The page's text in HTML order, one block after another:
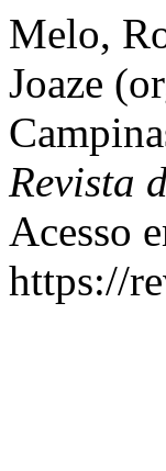
Melo,
Joaze
Revista
Acesso
https://